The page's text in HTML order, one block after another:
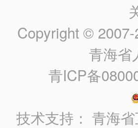
Copyright © 2007-
青海省
青ICP备
技术支持：青海